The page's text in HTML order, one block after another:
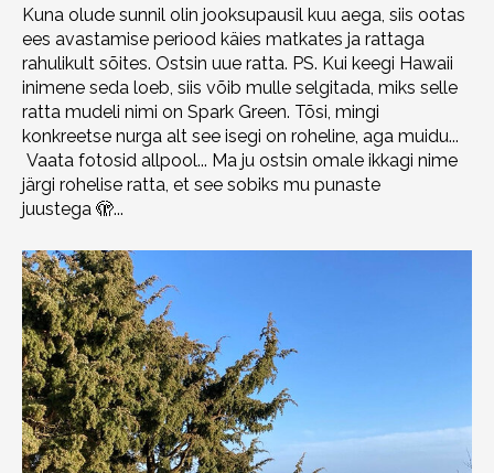
Kuna olude sunnil olin jooksupausil kuu aega, siis ootas
ees avastamise periood käies matkates ja rattaga
rahulikult sõites. Ostsin uue ratta. PS. Kui keegi Hawaii
inimene seda loeb, siis võib mulle selgitada, miks selle
ratta mudeli nimi on Spark Green. Tõsi, mingi
konkreetse nurga alt see isegi on roheline, aga muidu...
Vaata fotosid allpool... Ma ju ostsin omale ikkagi nime
järgi rohelise ratta, et see sobiks mu punaste
juustega 🫣...